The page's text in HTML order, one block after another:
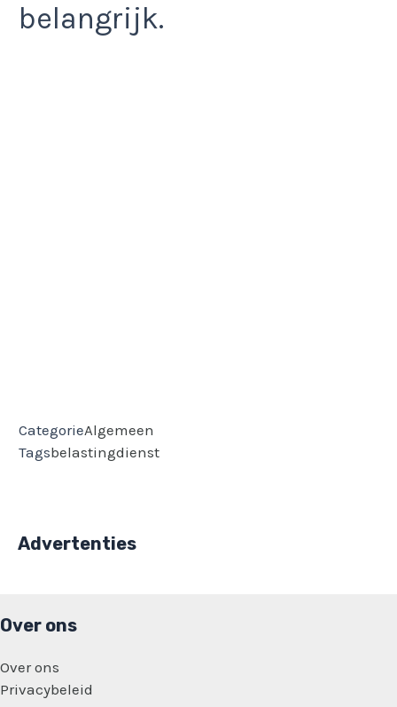
belangrijk.
CategorieAlgemeen
Tagsbelastingdienst
Advertenties
Over ons
Over ons
Privacybeleid